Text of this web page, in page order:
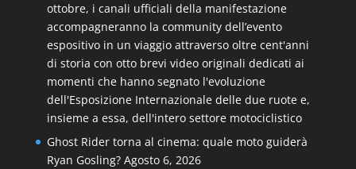
ottobre, i canali ufficiali della manifestazione
accompagneranno la community dell’evento
espositivo in un viaggio attraverso oltre cent'anni
di storia con otto brevi video originali dedicati ai
momenti che hanno segnato l'evoluzione
dell'Esposizione Internazionale delle due ruote e,
insieme a essa, dell'intero settore motociclistico
Ghost Rider torna al cinema: quale moto guiderà
Ryan Gosling? Agosto 6, 2026